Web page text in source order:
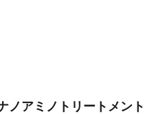
ノアミノトリートメント